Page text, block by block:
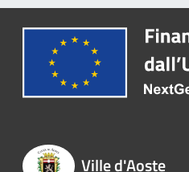
Ville d'Aoste